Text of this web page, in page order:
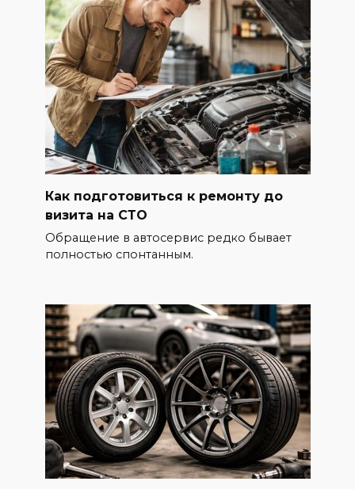
Как подготовиться к ремонту до
визита на СТО
Обращение в автосервис редко бывает
полностью спонтанным.